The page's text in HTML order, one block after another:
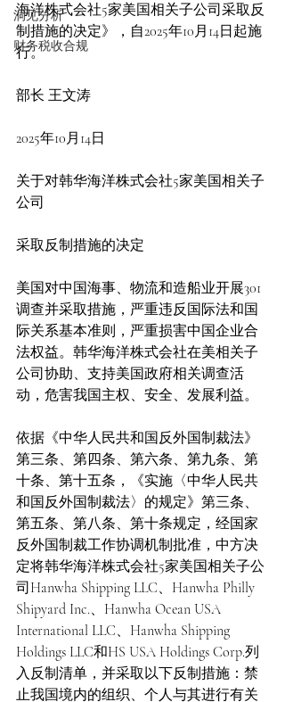
洞见分析
财务税收合规
海洋株式会社5家美国相关子公司采取反
制措施的决定》，自2025年10月14日起施
行。
部长 王文涛
2025年10月14日
关于对韩华海洋株式会社5家美国相关子
公司
采取反制措施的决定
美国对中国海事、物流和造船业开展301
调查并采取措施，严重违反国际法和国
际关系基本准则，严重损害中国企业合
法权益。韩华海洋株式会社在美相关子
公司协助、支持美国政府相关调查活
动，危害我国主权、安全、发展利益。
依据《中华人民共和国反外国制裁法》
第三条、第四条、第六条、第九条、第
十条、第十五条，《实施〈中华人民共
和国反外国制裁法〉的规定》第三条、
第五条、第八条、第十条规定，经国家
反外国制裁工作协调机制批准，中方决
定将韩华海洋株式会社5家美国相关子公
司Hanwha Shipping LLC、Hanwha Philly
Shipyard Inc.、Hanwha Ocean USA
International LLC、Hanwha Shipping
Holdings LLC和HS USA Holdings Corp.列
入反制清单，并采取以下反制措施：禁
止我国境内的组织、个人与其进行有关